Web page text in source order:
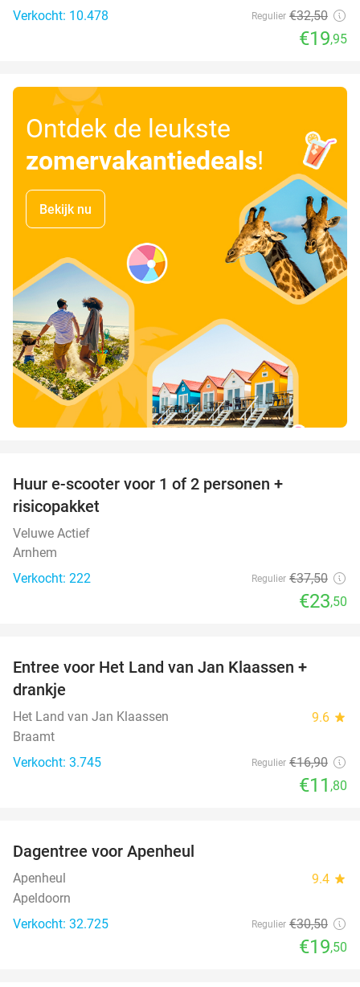
Verkocht: 10.478
Regulier €32,50
€19,95
Ontdek de leukste
zomervakantiedeals!
Bekijk nu
Huur e-scooter voor 1 of 2 personen +
risicopakket
Veluwe Actief
Arnhem
Verkocht: 222
Regulier €37,50
€23,50
Entree voor Het Land van Jan Klaassen +
drankje
Het Land van Jan Klaassen 9.6 star
Braamt
Verkocht: 3.745
Regulier €16,90
€11 ,80
Dagentree voor Apenheul
Apenheul 9.4 star
Apeldoorn
Verkocht: 32.725
Regulier €30,50
€19,50